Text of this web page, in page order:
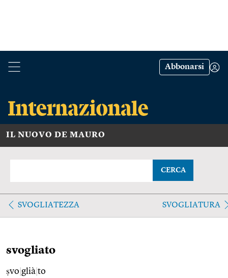
Abbonarsi
IL NUOVO DE MAURO
CERCA
SVOGLIATEZZA SVOGLIATURA
svogliato
ṣvo glià to